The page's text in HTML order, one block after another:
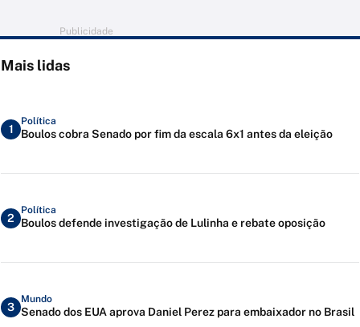
Publicidade
Mais lidas
1
Política
Boulos cobra Senado por fim da escala 6x1 antes da eleição
2
Política
Boulos defende investigação de Lulinha e rebate oposição
3
Mundo
Senado dos EUA aprova Daniel Perez para embaixador no Brasil